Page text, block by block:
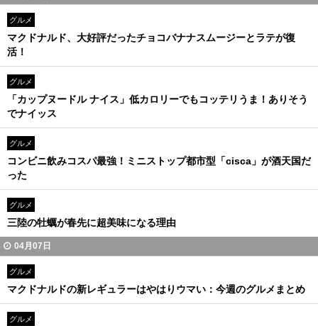
グルメ
マクドナルド、大好評だったチョコバナナスムージーとラテが復
活！
グルメ
「カップヌードル ナイス」低カロリーでもコッテリうま！ありそう
でナイッス
グルメ
コンビニ飲みコスパ最強！ミニストップ都市型「cisca」が酒天国だ
った
グルメ
三陸の牡蠣が春先に超美味になる理由
04月07日
グルメ
マクドナルドの新レギュラーはやはりウマい：今週のグルメまとめ
グルメ